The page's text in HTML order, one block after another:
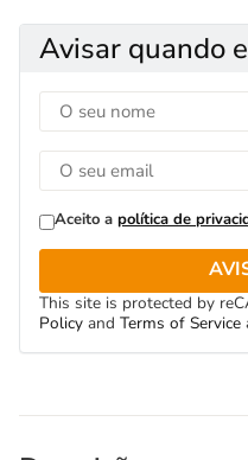
Avisar quando
Aceito a política de
This site is protected by
Policy and Terms of Service